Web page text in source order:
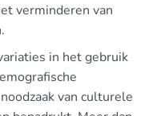
verminderen van
in het gebruik
van culturele